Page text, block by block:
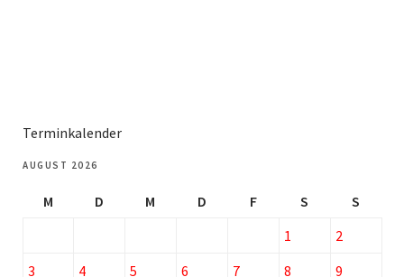
Terminkalender
AUGUST 2026
M D M D F S
S
1
2
3
4 5 6 7 8
9